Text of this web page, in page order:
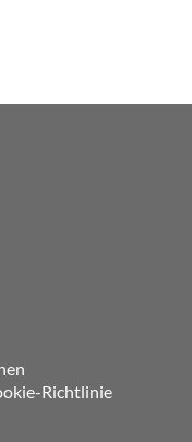
Richtlinie